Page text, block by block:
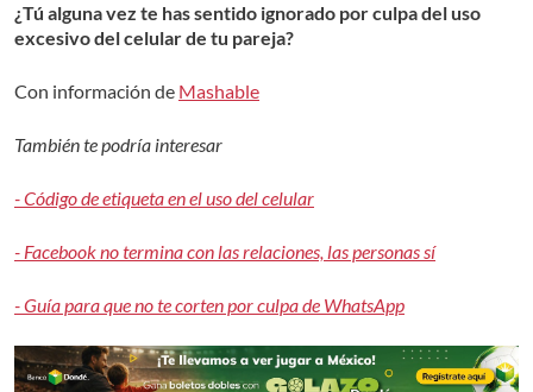
¿Tú alguna vez te has sentido ignorado por culpa del uso
excesivo del celular de tu pareja?
Con información de Mashable
También te podría interesar
- Código de etiqueta en el uso del celular
- Facebook no termina con las relaciones, las personas sí
- Guía para que no te corten por culpa de WhatsApp